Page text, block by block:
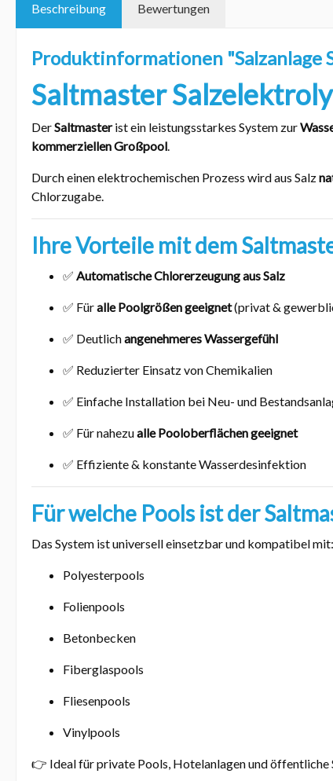
Beschreibung Bewertungen
Produktinformationen "Salzanlage
Saltmaster
DerSaltmasterist ein leistungsstarkes System zur
kommerziellen Großpool.
Durch einen elektrochemischen Prozess wird aus Salz
Chlorzugabe.
Ihre Vorteile mit dem
✅ Automatische Chlorerzeugung aus Salz
✅ Füralle Poolgrößen geeignet(privat &
✅ Deutlichangenehmeres Wassergefühl
✅ Reduzierter Einsatz von Chemikalien
✅ Einfache Installation bei Neu- und
✅ Für nahezualle Pooloberflächen geeignet
✅ Effiziente & konstante Wasserdesinfektion
Für welche Pools ist der
Das System ist universell einsetzbar und kompatibel mit:
Polyesterpools
Folienpools
Betonbecken
Fiberglaspools
Fliesenpools
Vinylpools
👉 Ideal für private Pools, Hotelanlagen und öffentliche